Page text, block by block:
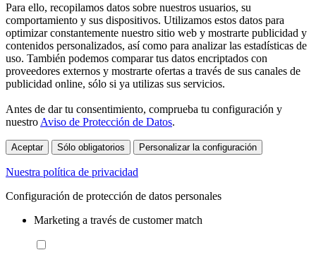
Para ello, recopilamos datos sobre nuestros usuarios, su
comportamiento y sus dispositivos. Utilizamos estos datos para
optimizar constantemente nuestro sitio web y mostrarte publicidad y
contenidos personalizados, así como para analizar las estadísticas de
uso. También podemos comparar tus datos encriptados con
proveedores externos y mostrarte ofertas a través de sus canales de
publicidad online, sólo si ya utilizas sus servicios.
Antes de dar tu consentimiento, comprueba tu configuración y
nuestro Aviso de Protección de Datos.
Aceptar Sólo obligatorios Personalizar la configuración
Nuestra política de privacidad
Configuración de protección de datos personales
Marketing a través de customer match